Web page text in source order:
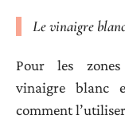
Le vinaigre
Pour les zones
vinaigre blanc
comment